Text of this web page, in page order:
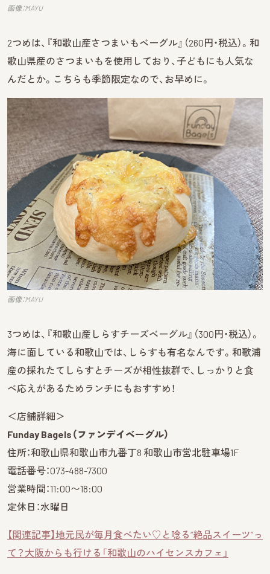
画像：MAYU
2つめは、『和歌山産さつまいもベーグル』（260円・税込）。和
歌山県産のさつまいもを使用しており、子どもにも人気な
んだとか。こちらも季節限定なので、お早めに。
画像：MAYU
3つめは、『和歌山産しらすチーズベーグル』（300円・税込）。
海に面している和歌山では、しらすも有名なんです。和歌浦
産の採れたてしらすとチーズが相性抜群で、しっかりと食
べ応えがあるためランチにもおすすめ！
＜店舗詳細＞
Funday Bagels（ファンデイベーグル）
住所：和歌山県和歌山市九番丁8 和歌山市営北駐車場1F
電話番号：073-488-7300
営業時間：11:00〜18:00
定休日：水曜日
【関連記事】地元民が毎月食べたい♡と唸る“絶品スイーツ”っ
て？大阪からも行ける「和歌山のハイセンスカフェ」